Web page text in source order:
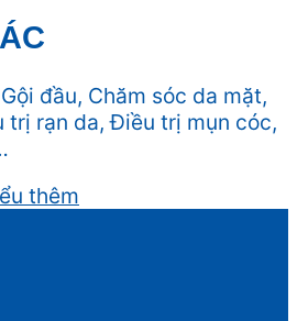
đầu, Chăm sóc da mặt,
trị rạn da, Điều trị mụn cóc,
thêm